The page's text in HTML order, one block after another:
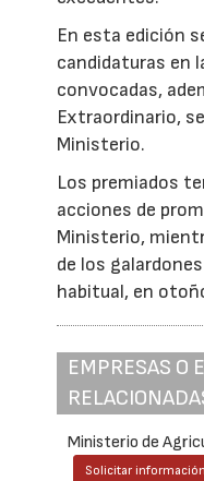
En esta edición
candidaturas en
convocadas,
Extraordinario,
Ministerio.
Los premiados
acciones de
Ministerio,
de los
habitual, en
EMPRESAS O
Ministerio de
Solicitar información